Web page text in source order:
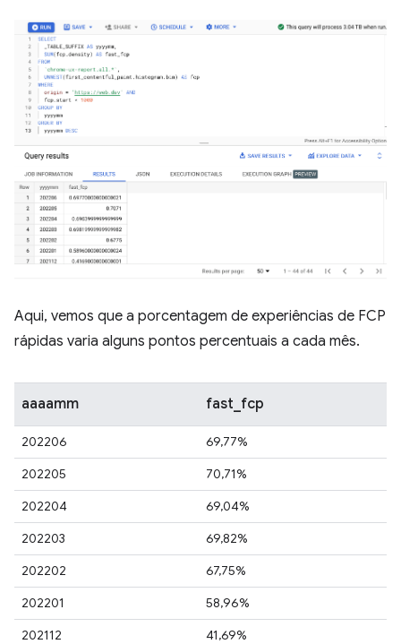
Aqui, vemos que a porcentagem de experiências de FCP
rápidas varia alguns pontos percentuais a cada mês.
aaaamm fast_fcp
202206
69,77%
202205
70,71%
202204
69,04%
202203
69,82%
202202
67,75%
202201
58,96%
202112
41,69%